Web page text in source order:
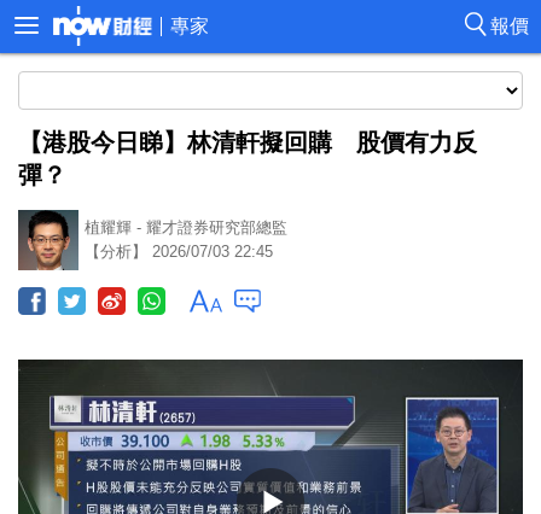
報價
專家
【港股今日睇】林清軒擬回購 股價有力反
彈？
植耀輝 - 耀才證券研究部總監
【分析】 2026/07/03 22:45